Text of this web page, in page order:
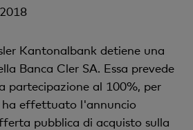
Kantonalbank detiene una
Banca Cler SA. Essa prevede
partecipazione al 100%, per
effettuato l'annuncio
pubblica di acquisto sulla